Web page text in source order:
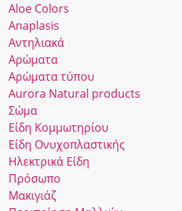
Αloe Colors
Anaplasis
Αντηλιακά
Αρώματα
Αρώματα τύπου
Αurora Νatural products
Σώμα
Είδη Κομμωτηρίου
Είδη Ονυχοπλαστικής
Ηλεκτρικά Είδη
Πρόσωπο
Μακιγιάζ